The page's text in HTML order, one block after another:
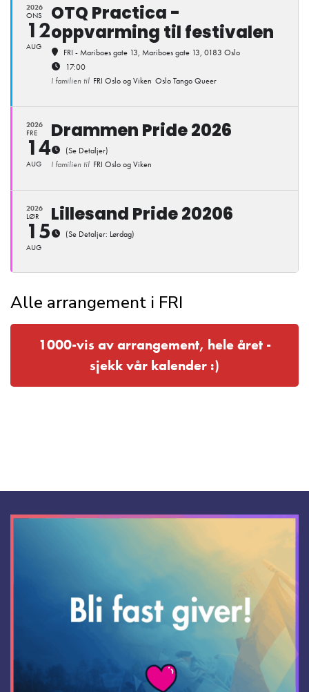
2026
ONS
12
AUG
OTQ Practica -
oppvarming til festivalen
FRI - Mariboes gate 13, Mariboes gate 13, 0183 Oslo
17:00
I familien til FRI Oslo og Viken Oslo Tango Queer
2026
FRE
14
AUG
Drammen Pride 2026
(Se Detaljer)
I familien til FRI Oslo og Viken
2026
LØR
15
AUG
Lillesand Pride 20206
(Se Detaljer: Lørdag)
Alle arrangement i FRI
1000-vis av arrangement, hele året -
sjekk vår kalender :)